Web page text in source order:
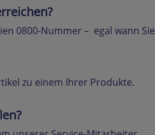
0800-Nummer – egal wann Sie
zu einem Ihrer Produkte.